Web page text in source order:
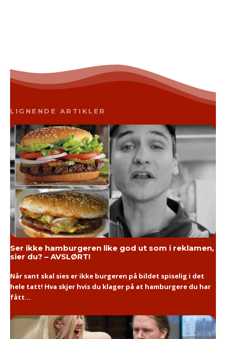
LIGNENDE ARTIKLER
Ser ikke hamburgeren like god ut som i reklamen,
sier du? – AVSLØRT!
Når sant skal sies er ikke burgeren på bildet spiselig i det
hele tatt! Hva skjer hvis du klager på at hamburgere du har
fått...